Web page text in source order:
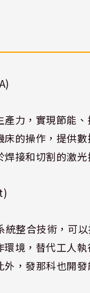
力，實現節能
床的操作，提供
接和切割的激光
統整合技術，可
環境，替代工人
外，發那科也開